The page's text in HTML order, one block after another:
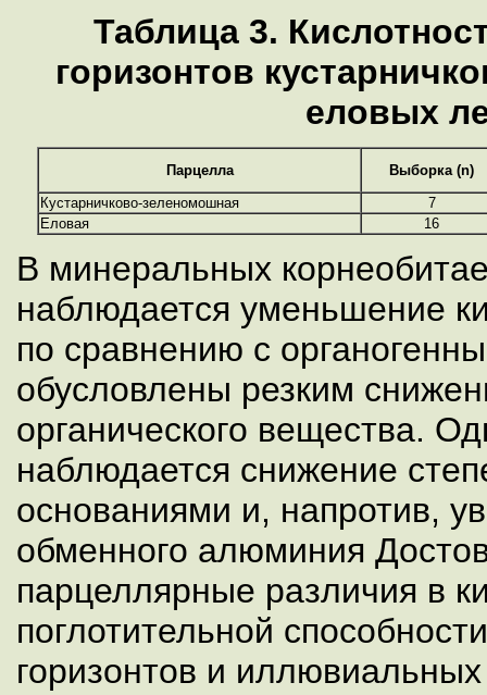
Таблица 3.
горизонтов
еловых
Парцелла
Выборка (n)
Кустарничково-зеленомошная
7
Еловая
16
В минеральных
наблюдается уменьшение
по сравнению с
обусловлены резким
органического вещества.
наблюдается снижение
основаниями и, напротив,
обменного алюминия
парцеллярные различия в
поглотительной
горизонтов и иллювиальных